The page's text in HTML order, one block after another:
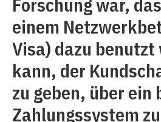
Forschung war,
einem
Visa) dazu benutzt
kann, der
zu geben, über
Zahlungssystem